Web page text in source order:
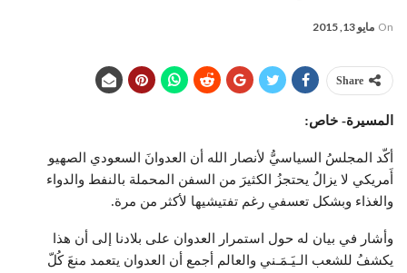
On مايو 13, 2015
Share
المسيرة- خاص:
أكّد المجلسُ السياسيُّ لأنصار الله أن العدوانَ السعودي الصهيو
أَمريكي لا يزالُ يحتجزُ الكثيرَ من السفن المحملة بالنفط والدواء
والغذاء وبشكل تعسفي رغم تفتيشيها لأكثر من مرة.
وأشار في بيان له حول استمرار العدوان على بلادنا إلى أن هذا
يكشفُ للشعب الـيَـمَـني والعالم أجمع أن العدوان يتعمد منعَ كُلّ